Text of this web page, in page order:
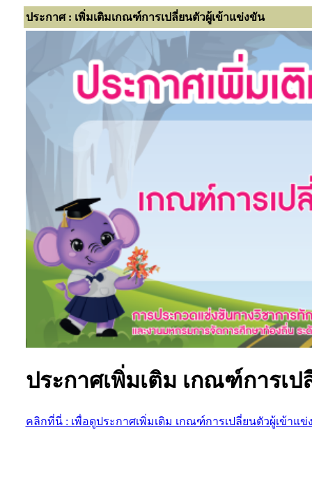
ประกาศ : เพิ่มเติมเกณฑ์การเปลี่ยนตัวผู้เข้าแข่งขัน
ประกาศเพิ่มเติม เกณฑ์การเ
คลิกที่นี่ : เพื่อดูประกาศเพิ่มเติม เกณฑ์การเปลี่ยนตัวผู้เข้าแข่